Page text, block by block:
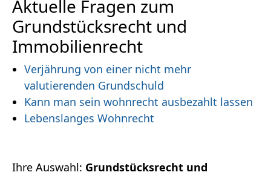
Aktuelle Fragen zum
Grundstücksrecht und
Immobilienrecht
Verjährung von einer nicht mehr
valutierenden Grundschuld
Kann man sein wohnrecht ausbezahlt lassen
Lebenslanges Wohnrecht
Ihre Auswahl: Grundstücksrecht und